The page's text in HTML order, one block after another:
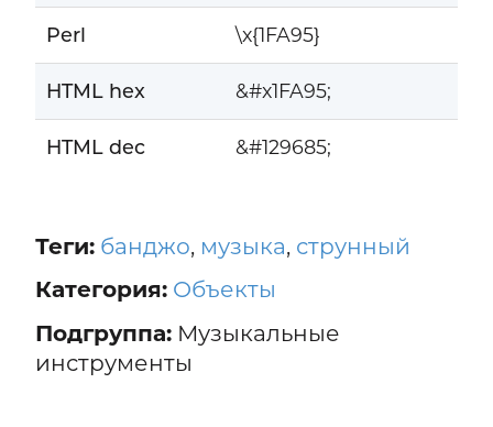
Perl \x{1FA95}
HTML hex &#x1FA95;
HTML dec &#129685;
Теги: банджо, музыка, струнный
Категория: Объекты
Подгруппа:Музыкальные
инструменты